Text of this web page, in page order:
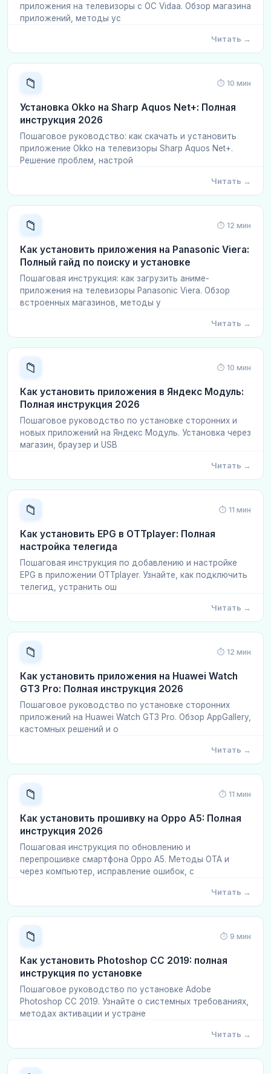
приложения на телевизоры с ОС Vidaa. Обзор магазина
приложений, методы ус
Читать →
📁 ⏱ 10 мин
Установка Okko на Sharp Aquos Net+: Полная
инструкция 2026
Пошаговое руководство: как скачать и установить
приложение Okko на телевизоры Sharp Aquos Net+.
Решение проблем, настрой
Читать →
📁 ⏱ 12 мин
Как установить приложения на Panasonic Viera:
Полный гайд по поиску и установке
Пошаговая инструкция: как загрузить аниме-
приложения на телевизоры Panasonic Viera. Обзор
встроенных магазинов, методы у
Читать →
📁 ⏱ 10 мин
Как установить приложения в Яндекс Модуль:
Полная инструкция 2026
Пошаговое руководство по установке сторонних и
новых приложений на Яндекс Модуль. Установка через
магазин, браузер и USB
Читать →
📁 ⏱ 11 мин
Как установить EPG в OTTplayer: Полная
настройка телегида
Пошаговая инструкция по добавлению и настройке
EPG в приложении OTTplayer. Узнайте, как подключить
телегид, устранить ош
Читать →
📁 ⏱ 12 мин
Как установить приложения на Huawei Watch
GT3 Pro: Полная инструкция 2026
Пошаговое руководство по установке сторонних
приложений на Huawei Watch GT3 Pro. Обзор AppGallery,
кастомных решений и о
Читать →
📁 ⏱ 11 мин
Как установить прошивку на Oppo A5: Полная
инструкция 2026
Пошаговая инструкция по обновлению и
перепрошивке смартфона Oppo A5. Методы OTA и
через компьютер, исправление ошибок, с
Читать →
📁 ⏱ 9 мин
Как установить Photoshop CC 2019: полная
инструкция по установке
Пошаговое руководство по установке Adobe
Photoshop CC 2019. Узнайте о системных требованиях,
методах активации и устране
Читать →